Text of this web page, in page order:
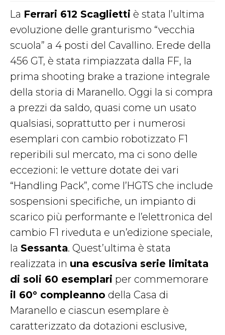
La Ferrari 612 Scaglietti è stata l’ultima
evoluzione delle granturismo “vecchia
scuola” a 4 posti del Cavallino. Erede della
456 GT, è stata rimpiazzata dalla FF, la
prima shooting brake a trazione integrale
della storia di Maranello. Oggi la si compra
a prezzi da saldo, quasi come un usato
qualsiasi, soprattutto per i numerosi
esemplari con cambio robotizzato F1
reperibili sul mercato, ma ci sono delle
eccezioni: le vetture dotate dei vari
“Handling Pack”, come l’HGTS che include
sospensioni specifiche, un impianto di
scarico più performante e l’elettronica del
cambio F1 riveduta e un’edizione speciale,
la Sessanta. Quest’ultima è stata
realizzata in una escusiva serie limitata
di soli 60 esemplari per commemorare
il 60° compleanno della Casa di
Maranello e ciascun esemplare è
caratterizzato da dotazioni esclusive,